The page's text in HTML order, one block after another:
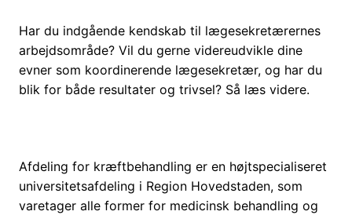
Har du indgående kendskab til lægesekretærernes
arbejdsområde? Vil du gerne videreudvikle dine
evner som koordinerende lægesekretær, og har du
blik for både resultater og trivsel? Så læs videre.
Afdeling for kræftbehandling er en højtspecialiseret
universitetsafdeling i Region Hovedstaden, som
varetager alle former for medicinsk behandling og